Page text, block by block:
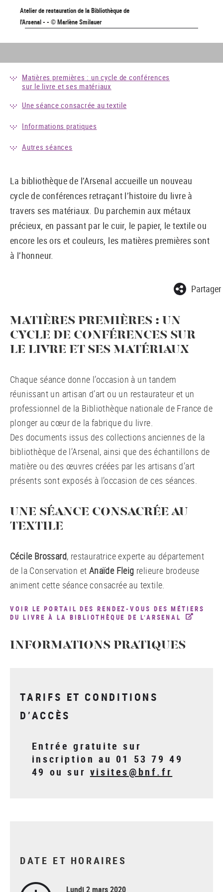
Atelier de restauration de la Bibliothèque de
l'Arsenal - - © Marlène Smilauer
Matières premières : un cycle de conférences
sur le livre et ses matériaux
Une séance consacrée au textile
Informations pratiques
Autres séances
La bibliothèque de l’Arsenal accueille un nouveau
cycle de conférences retraçant l’histoire du livre à
travers ses matériaux. Du parchemin aux métaux
précieux, en passant par le cuir, le papier, le textile ou
encore les ors et couleurs, les matières premières sont
à l’honneur.
Partager
MATIÈRES PREMIÈRES : UN
CYCLE DE CONFÉRENCES SUR
LE LIVRE ET SES MATÉRIAUX
Chaque séance donne l’occasion à un tandem
réunissant un artisan d’art ou un restaurateur et un
professionnel de la Bibliothèque nationale de France de
plonger au cœur de la fabrique du livre.
Des documents issus des collections anciennes de la
bibliothèque de l’Arsenal, ainsi que des échantillons de
matière ou des œuvres créées par les artisans d’art
présents sont exposés à l’occasion de ces séances.
UNE SÉANCE CONSACRÉE AU
TEXTILE
Cécile Brossard, restauratrice experte au département
de la Conservation et Anaïde Fleig relieure brodeuse
animent cette séance consacrée au textile.
VOIR LE PORTAIL DES RENDEZ-VOUS DES MÉTIERS
DU LIVRE À LA BIBLIOTHÈQUE DE L’ARSENAL
INFORMATIONS PRATIQUES
TARIFS ET CONDITIONS
D’ACCÈS
Entrée gratuite sur
inscription au 01 53 79 49
49 ou sur visites@bnf.fr
DATE ET HORAIRES
Lundi 2 mars 2020